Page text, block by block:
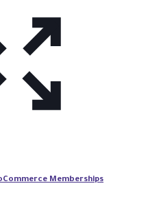
Memberships